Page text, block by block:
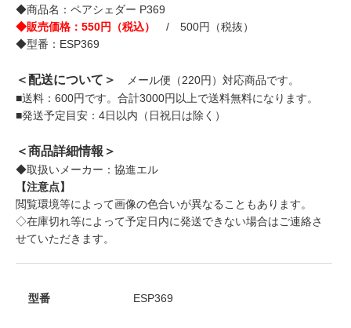
◆商品名：ペアシェダー P369
◆販売価格：550円（税込）
/ 500円（税抜）
◆型番：ESP369
＜配送について＞
メール便（220円）対応商品です。
■送料：600円です。合計3000円以上で送料無料になります。
■発送予定目安：4日以内（日祝日は除く）
＜商品詳細情報＞
◆取扱いメーカー：協進エル
【注意点】
閲覧環境等によって画像の色合いが異なることもあります。
◇在庫切れ等によって予定日内に発送できない場合はご連絡さ
せていただきます。
型番 ESP369